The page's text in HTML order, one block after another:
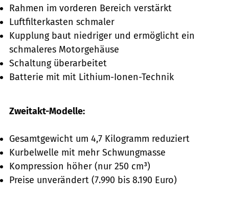
Rahmen im vorderen Bereich verstärkt
Luftfilterkasten schmaler
Kupplung baut niedriger und ermöglicht ein
schmaleres Motorgehäuse
Schaltung überarbeitet
Batterie mit mit Lithium-­Ionen-Technik
Zweitakt-Modelle:
Gesamtgewicht um 4,7 Kilogramm reduziert
Kurbelwelle mit mehr Schwungmasse
Kompression höher (nur 250 cm³)
Preise unverändert (7.990 bis 8.190 Euro)